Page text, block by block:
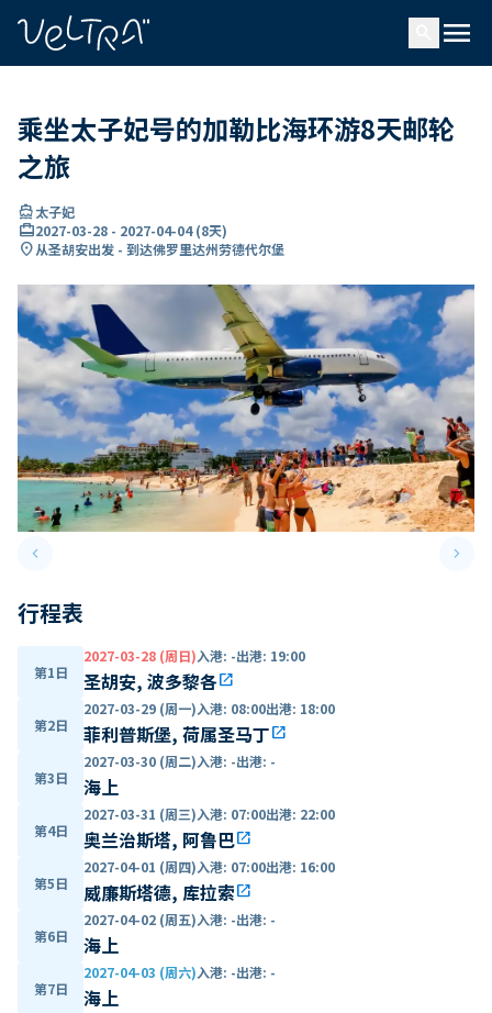
menu
乘坐太子妃号的加勒比海环游8天邮轮
之旅
directions_boat太子妃
card_travel2027-03-28 - 2027-04-04(8天)
location_on从圣胡安出发 - 到达佛罗里达州劳德代尔堡
keyboard_arrow_leftPrevious slide keyboard_arrow_right
行程表
第1日
2027-03-28 (周日)入港: -出港: 19:00
圣胡安, 波多黎各open_in_new
第2日
2027-03-29 (周一)入港: 08:00出港: 18:00
菲利普斯堡, 荷属圣马丁open_in_new
第3日
2027-03-30 (周二)入港: -出港: -
海上
第4日
2027-03-31 (周三)入港: 07:00出港: 22:00
奥兰治斯塔, 阿鲁巴open_in_new
第5日
2027-04-01 (周四)入港: 07:00出港: 16:00
威廉斯塔德, 库拉索open_in_new
第6日
2027-04-02 (周五)入港: -出港: -
海上
第7日
2027-04-03 (周六)入港: -出港: -
海上